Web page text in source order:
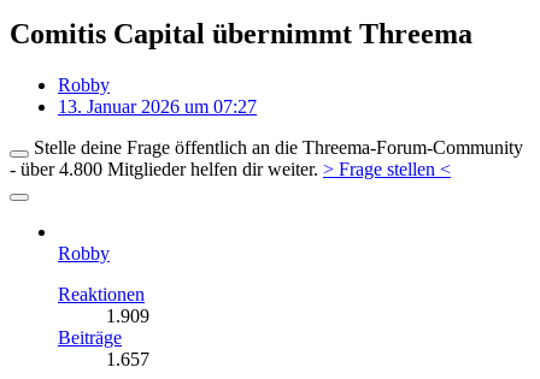
Comitis Capital übernimmt Threema
Robby
13. Januar 2026 um 07:27
Stelle deine Frage öffentlich an die Threema-Forum-Community
- über 4.800 Mitglieder helfen dir weiter. > Frage stellen <
Robby
Reaktionen
1.909
Beiträge
1.657